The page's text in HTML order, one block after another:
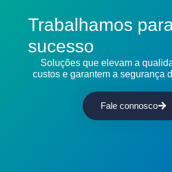
Trabalhamos
sucesso
Soluções que elevam a
custos e garantem a segurança
Fale connosco